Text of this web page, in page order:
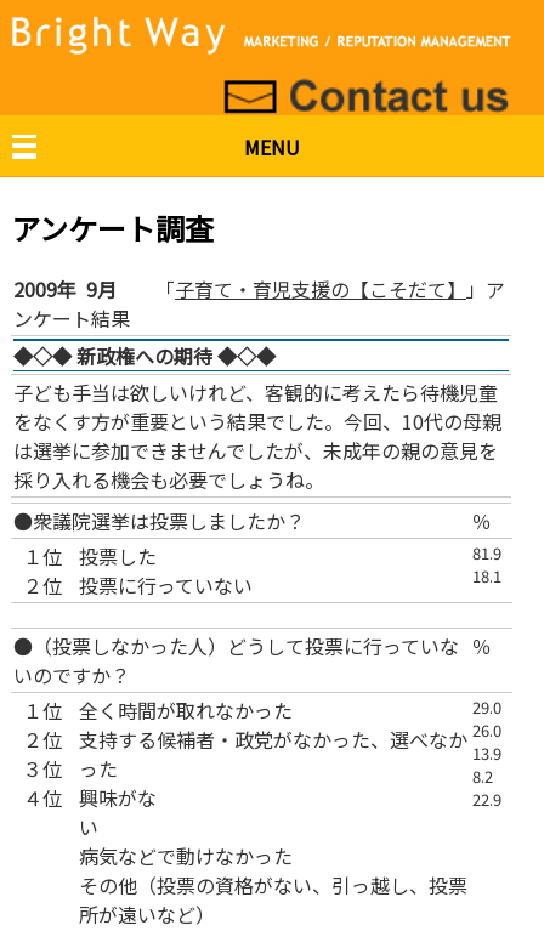
MENU
アンケート調査
2009年 9月 「子育て・育児支援の【こそだて】 」ア
ンケート結果
◆◇◆ 新政権への期待 ◆◇◆
子ども手当は欲しいけれど、客観的に考えたら待機児童
をなくす方が重要という結果でした。今回、10代の母親
は選挙に参加できませんでしたが、未成年の親の意見を
採り入れる機会も必要でしょうね。
●衆議院選挙は投票しましたか？
％
１位
２位
投票した
投票に行っていない
81.9
18.1
●（投票しなかった人）どうして投票に行っていな
いのですか？
％
１位
２位
３位
４位
全く時間が取れなかった
支持する候補者・政党がなかった、選べなか
った
興味がな
い
病気などで動けなかった
その他（投票の資格がない、引っ越し、投票
所が遠いなど）
29.0
26.0
13.9
8.2
22.9